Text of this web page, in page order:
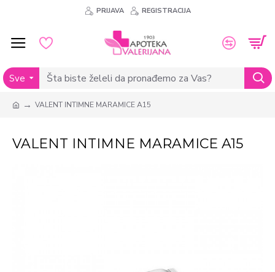
PRIJAVA REGISTRACIJA
Sve
VALENT INTIMNE MARAMICE A15
VALENT INTIMNE MARAMICE A15